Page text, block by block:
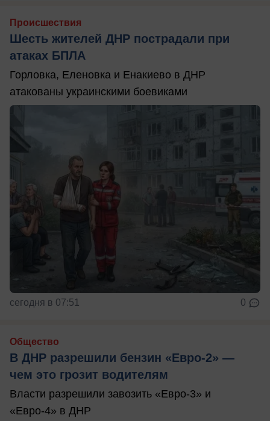
Происшествия
Шесть жителей ДНР пострадали при
атаках БПЛА
Горловка, Еленовка и Енакиево в ДНР
атакованы украинскими боевиками
сегодня в 07:51 0
Общество
В ДНР разрешили бензин «Евро-2» —
чем это грозит водителям
Власти разрешили завозить «Евро-3» и
«Евро-4» в ДНР